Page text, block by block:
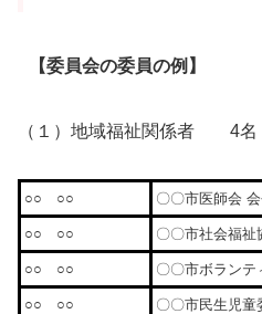
【委員会の委員の例】
（１）地域福祉関係者 4名
○○ ○○ 〇〇市医師会
○○ ○○ 〇〇市社会福祉
○○ ○○ 〇〇市ボランテ
○○ ○○ 〇〇市民生児童